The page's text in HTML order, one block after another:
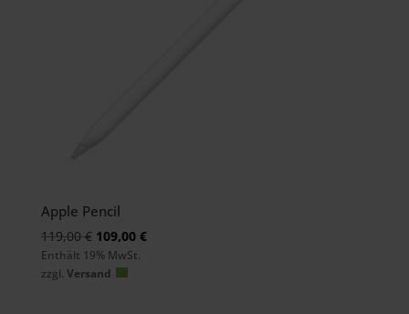
Apple Pencil
119,00€ Ursprünglicher
Preis
war:
109,00 €Aktueller
Enthält 19% MwSt.
zzgl. Versand